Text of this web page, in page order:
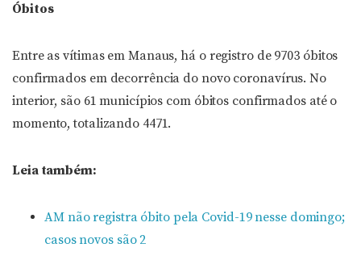
Óbitos
Entre as vítimas em Manaus, há o registro de 9703 óbitos
confirmados em decorrência do novo coronavírus. No
interior, são 61 municípios com óbitos confirmados até o
momento, totalizando 4471.
Leia também:
AM não registra óbito pela Covid-19 nesse domingo;
casos novos são 2